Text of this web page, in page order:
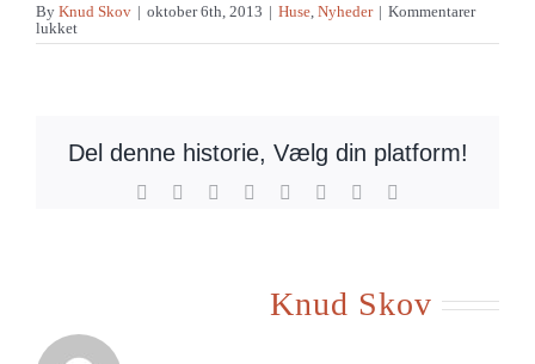
By Knud Skov | oktober 6th, 2013 | Huse Nyheder | Kommentarer
lukkettil
Varme
Del denne historie, Vælg din platform!
Facebook Reddit LinkedIn
TumblrPinterest
Knud Skov